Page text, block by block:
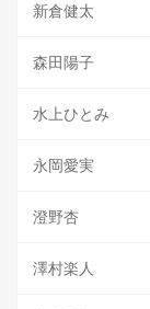
新倉健太
森田陽子
水上ひとみ
永岡愛実
澄野杏
澤村楽人